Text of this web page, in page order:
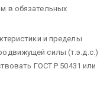
в обязательных
и пределы
силы (т.э.д.с.)
ГОСТ Р 50431 или